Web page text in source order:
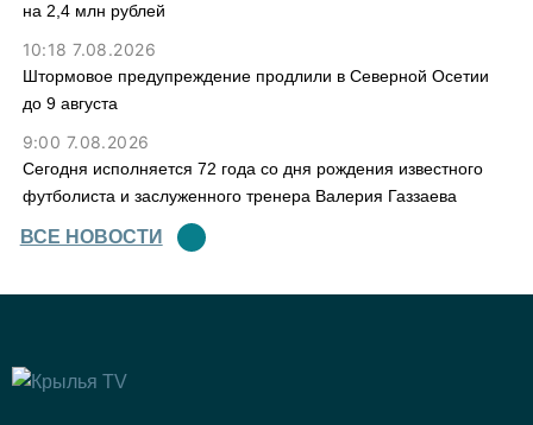
на 2,4 млн рублей
10:18 7.08.2026
Штормовое предупреждение продлили в Северной Осетии
до 9 августа
9:00 7.08.2026
Сегодня исполняется 72 года со дня рождения известного
футболиста и заслуженного тренера Валерия Газзаева
ВСЕ НОВОСТИ